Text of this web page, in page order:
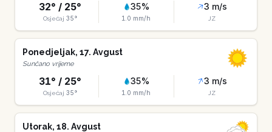
32° / 25°
Osjećaj 35°
35%
1.0 mm/h
3 m/s
JZ
Ponedjeljak, 17. Avgust
Sunčano vrijeme
31° / 25°
Osjećaj 35°
35%
1.0 mm/h
3 m/s
JZ
Utorak, 18. Avgust